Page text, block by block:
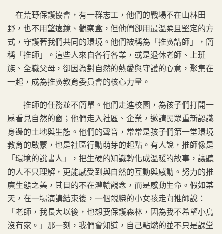
在荒野保護協會，有一群志工，他們的戰場不在山林田
野，也不用望遠鏡、觀察盒，但他們卻用最溫柔且堅定的方
式，守護著我們共同的環境。他們被稱為「推廣講師」，簡
稱「推師」。這些人來自各行各業，或是退休老師、上班
族、全職父母，卻因為對自然的熱愛與守護的心意，聚集在
一起，成為推廣教育委員會的核心力量。
推師的任務並不簡單。他們走進校園，為孩子們打開一
扇看見自然的窗；他們走入社區、企業，邀請民眾重新認識
身邊的土地與生態。他們的聲音，常常是孩子們第一堂環境
教育的啟蒙，也是社區行動萌芽的起點。有人說，推師像是
「環境的說書人」，把生硬的知識轉化成溫暖的故事，讓聽
的人不只理解，更能感受到與自然的互動與感動。努力的推
廣生態之美，其目的不在灌輸觀念，而是感動生命。假如某
天，在一場演講結束後，一個靦腆的小女孩走向推師說：
「老師，我長大以後，也想要保護森林，因為我不希望小鳥
沒有家。」那一刻，我們會知道，自己點燃的並不只是課堂